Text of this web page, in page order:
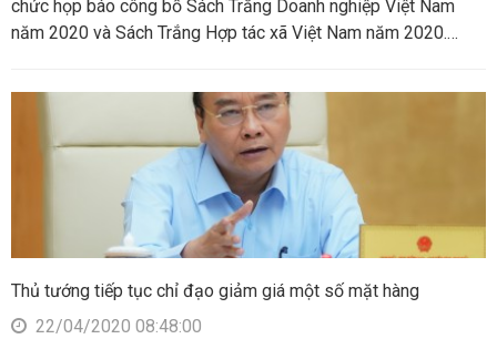
chức họp báo công bố Sách Trắng Doanh nghiệp Việt Nam
năm 2020 và Sách Trắng Hợp tác xã Việt Nam năm 2020.
phương giai đoạn 2016-2018
Thủ tướng tiếp tục chỉ đạo giảm giá một số mặt hàng
22/04/2020 08:48:00